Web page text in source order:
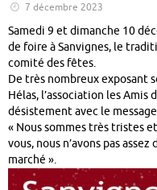
7 décembre 2023
Samedi 9 et dimanche 10
de foire à Sanvignes, le
comité des fêtes.
De très nombreux exposant
Hélas, l’association les
désistement avec le
« Nous sommes très tristes
vous, nous n’avons pas
marché ».